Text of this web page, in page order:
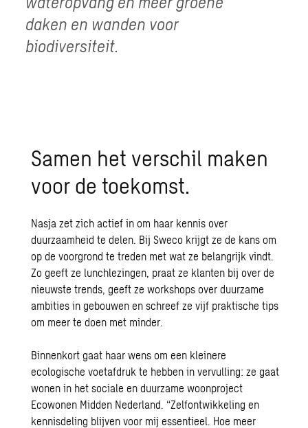
daken en wanden voor
biodiversiteit.
Samen het verschil maken
voor de toekomst.
Nasja zet zich actief in om haar kennis over
duurzaamheid te delen. Bij Sweco krijgt ze de kans om
op de voorgrond te treden met wat ze belangrijk vindt.
Zo geeft ze lunchlezingen, praat ze klanten bij over de
nieuwste trends, geeft ze workshops over duurzame
ambities in gebouwen en schreef zevijf praktische tips
om meer te doen met minder.
Binnenkort gaat haar wens om een kleinere
ecologische voetafdruk te hebben in vervulling: ze gaat
wonen in het sociale en duurzame woonproject
Ecowonen Midden Nederland. “Zelfontwikkeling en
kennisdeling blijven voor mij essentieel. Hoe meer